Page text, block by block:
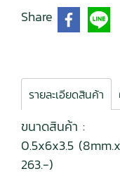
Share
รายละเอียดสินค้า
ขนาดสินค้า :
0.5x6x3.5
263.-)